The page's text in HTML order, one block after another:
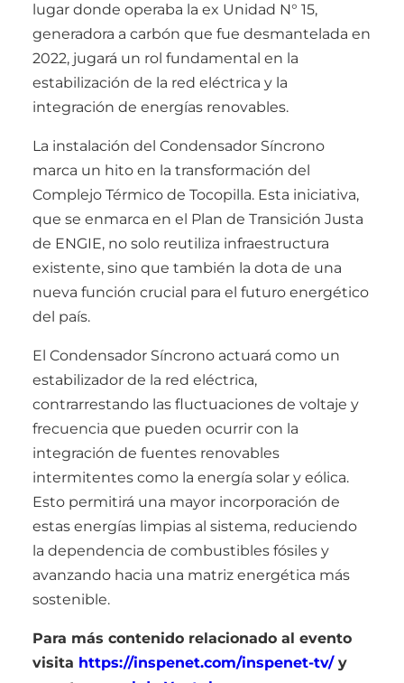
lugar donde operaba la ex Unidad N° 15,
generadora a carbón que fue desmantelada en
2022, jugará un rol fundamental en la
estabilización de la red eléctrica y la
integración de energías renovables.
La instalación del Condensador Síncrono
marca un hito en la transformación del
Complejo Térmico de Tocopilla. Esta iniciativa,
que se enmarca en el Plan de Transición Justa
de ENGIE, no solo reutiliza infraestructura
existente, sino que también la dota de una
nueva función crucial para el futuro energético
del país.
El Condensador Síncrono actuará como un
estabilizador de la red eléctrica,
contrarrestando las fluctuaciones de voltaje y
frecuencia que pueden ocurrir con la
integración de fuentes renovables
intermitentes como la energía solar y eólica.
Esto permitirá una mayor incorporación de
estas energías limpias al sistema, reduciendo
la dependencia de combustibles fósiles y
avanzando hacia una matriz energética más
sostenible.
Para más contenido relacionado al evento
visita https://inspenet.com/inspenet-tv/y